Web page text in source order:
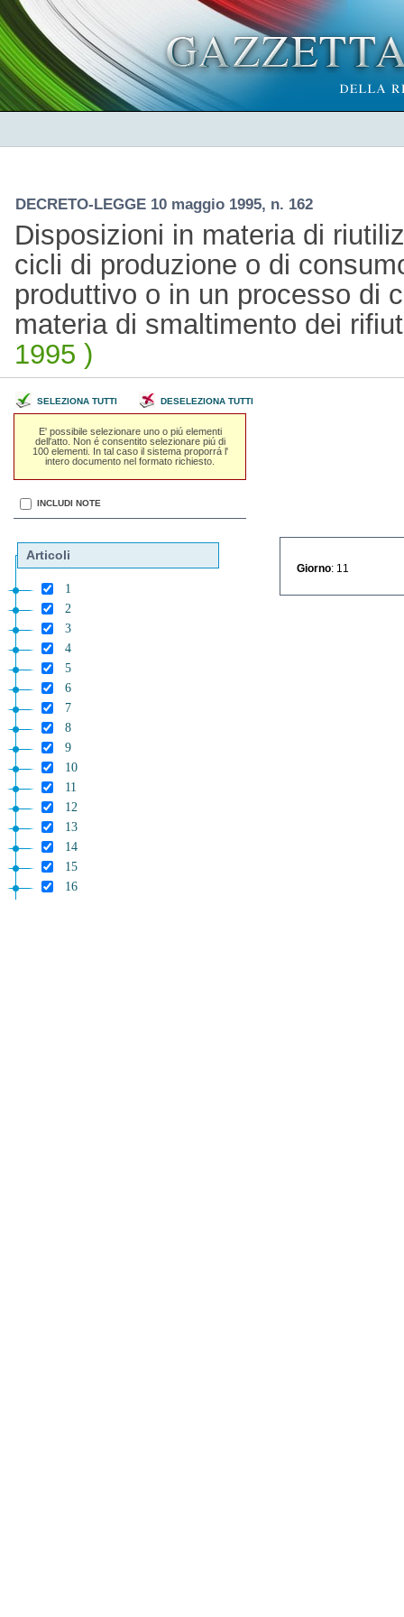
DECRETO-LEGGE 10 maggio 1995, n. 162
Disposizioni in materia di
cicli di produzione o di
produttivo o in un processo di
materia di smaltimento dei
1995 )
SELEZIONA TUTTI DESELEZIONA TUTTI
E' possibile selezionare uno o piú elementi
dell'atto. Non é consentito selezionare piú di
100 elementi. In tal caso il sistema proporrá l'
intero documento nel formato richiesto.
INCLUDI NOTE
Articoli
1
2
3
4
5
6
7
8
9
10
11
12
13
14
15
16
Giorno : 11